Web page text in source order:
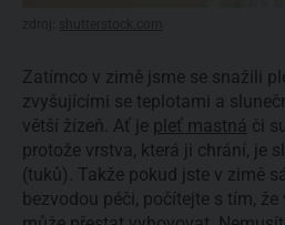
Zatímco v zimě jsme se snažili
zvyšujícími se teplotami a
větší žízeň. Ať je pleť mastná či
protože vrstva, která ji chrání, je
(tuků). Takže pokud jste v zimě
bezvodou péči, počítejte s tím,